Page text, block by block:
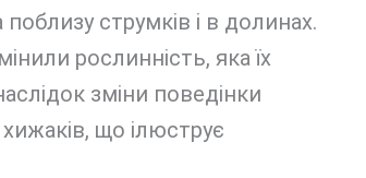
струмків і в долинах.
рослинність, яка їх
зміни поведінки
що ілюструє